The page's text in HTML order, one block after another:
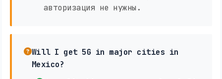
авторизация не нужны.
Will I get 5G in major cities in
Mexico?